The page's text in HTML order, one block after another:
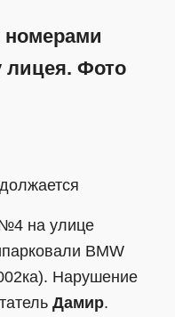
лицея. Фото
на улице
BMW
Нарушение
Дамир.